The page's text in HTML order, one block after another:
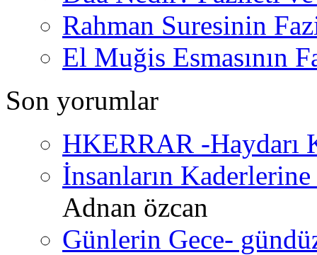
Rahman Suresinin
El Muğis Esmasının
Son yorumlar
HKERRAR -Haydarı
İnsanların
Adnan özcan
Günlerin Gece-